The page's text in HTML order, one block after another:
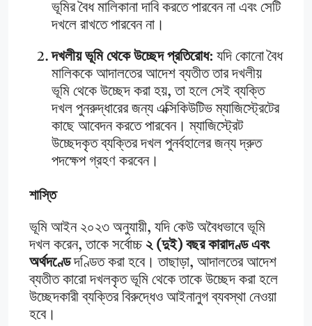
ভূমির বৈধ মালিকানা দাবি করতে পারবেন না এবং সেটি
দখলে রাখতে পারবেন না।
দখলীয় ভূমি থেকে উচ্ছেদ প্রতিরোধ: যদি কোনো বৈধ
মালিককে আদালতের আদেশ ব্যতীত তার দখলীয়
ভূমি থেকে উচ্ছেদ করা হয়, তা হলে সেই ব্যক্তি
দখল পুনরুদ্ধারের জন্য এক্সিকিউটিভ ম্যাজিস্ট্রেটের
কাছে আবেদন করতে পারবেন। ম্যাজিস্ট্রেট
উচ্ছেদকৃত ব্যক্তির দখল পুনর্বহালের জন্য দ্রুত
পদক্ষেপ গ্রহণ করবেন।
শাস্তি
ভূমি আইন ২০২৩ অনুযায়ী, যদি কেউ অবৈধভাবে ভূমি
দখল করেন, তাকে সর্বোচ্চ ২ (দুই) বছর কারাদণ্ড এবং
অর্থদণ্ডেদণ্ডিত করা হবে। তাছাড়া, আদালতের আদেশ
ব্যতীত কারো দখলকৃত ভূমি থেকে তাকে উচ্ছেদ করা হলে
উচ্ছেদকারী ব্যক্তির বিরুদ্ধেও আইনানুগ ব্যবস্থা নেওয়া
হবে​।